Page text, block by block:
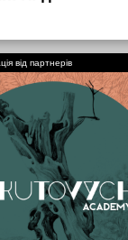
від партнерів